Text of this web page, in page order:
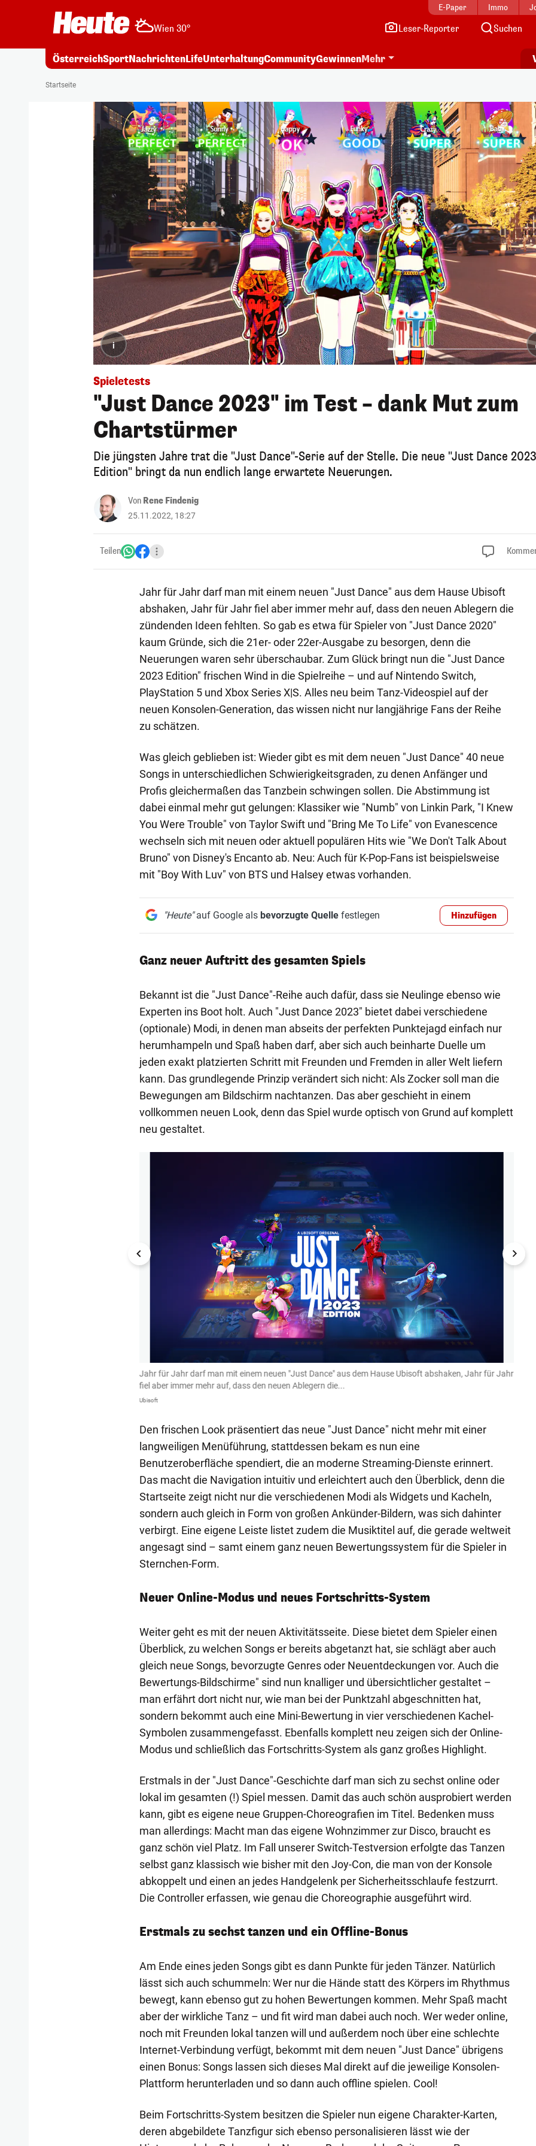
E-Paper Immo
Wien 30° Leser-Reporter Suchen
ÖsterreichSportNachrichtenLifeUnterhaltungCommunityGewinnenMehr
Startseite
i
Spieletests
"Just Dance 2023" im Test – dank Mut zum
Chartstürmer
Die jüngsten Jahre trat die "Just Dance"-Serie auf der Stelle. Die neue "Just Dance 2023
Edition" bringt da nun endlich lange erwartete Neuerungen.
Von Rene Findenig
25.11.2022, 18:27
Teilen
Jahr für Jahr darf man mit einem neuen "Just Dance" aus dem Hause Ubisoft
abshaken, Jahr für Jahr fiel aber immer mehr auf, dass den neuen Ablegern die
zündenden Ideen fehlten. So gab es etwa für Spieler von "Just Dance 2020"
kaum Gründe, sich die 21er- oder 22er-Ausgabe zu besorgen, denn die
Neuerungen waren sehr überschaubar. Zum Glück bringt nun die "Just Dance
2023 Edition" frischen Wind in die Spielreihe – und auf Nintendo Switch,
PlayStation 5 und Xbox Series X|S. Alles neu beim Tanz-Videospiel auf der
neuen Konsolen-Generation, das wissen nicht nur langjährige Fans der Reihe
zu schätzen.
Was gleich geblieben ist: Wieder gibt es mit dem neuen "Just Dance" 40 neue
Songs in unterschiedlichen Schwierigkeitsgraden, zu denen Anfänger und
Profis gleichermaßen das Tanzbein schwingen sollen. Die Abstimmung ist
dabei einmal mehr gut gelungen: Klassiker wie "Numb" von Linkin Park, "I Knew
You Were Trouble" von Taylor Swift und "Bring Me To Life" von Evanescence
wechseln sich mit neuen oder aktuell populären Hits wie "We Don't Talk About
Bruno" von Disney's Encanto ab. Neu: Auch für K-Pop-Fans ist beispielsweise
mit "Boy With Luv" von BTS und Halsey etwas vorhanden.
"Heute"auf Google als bevorzugte Quellefestlegen Hinzufügen
Ganz neuer Auftritt des gesamten Spiels
Bekannt ist die "Just Dance"-Reihe auch dafür, dass sie Neulinge ebenso wie
Experten ins Boot holt. Auch "Just Dance 2023" bietet dabei verschiedene
(optionale) Modi, in denen man abseits der perfekten Punktejagd einfach nur
herumhampeln und Spaß haben darf, aber sich auch beinharte Duelle um
jeden exakt platzierten Schritt mit Freunden und Fremden in aller Welt liefern
kann. Das grundlegende Prinzip verändert sich nicht: Als Zocker soll man die
Bewegungen am Bildschirm nachtanzen. Das aber geschieht in einem
vollkommen neuen Look, denn das Spiel wurde optisch von Grund auf komplett
neu gestaltet.
1/10
Jahr für Jahr darf man mit einem neuen "Just Dance" aus dem Hause Ubisoft abshaken, Jahr für Jahr
fiel aber immer mehr auf, dass den neuen Ablegern die...
Ubisoft
Den frischen Look präsentiert das neue "Just Dance" nicht mehr mit einer
langweiligen Menüführung, stattdessen bekam es nun eine
Benutzeroberfläche spendiert, die an moderne Streaming-Dienste erinnert.
Das macht die Navigation intuitiv und erleichtert auch den Überblick, denn die
Startseite zeigt nicht nur die verschiedenen Modi als Widgets und Kacheln,
sondern auch gleich in Form von großen Ankünder-Bildern, was sich dahinter
verbirgt. Eine eigene Leiste listet zudem die Musiktitel auf, die gerade weltweit
angesagt sind – samt einem ganz neuen Bewertungssystem für die Spieler in
Sternchen-Form.
Neuer Online-Modus und neues Fortschritts-System
Weiter geht es mit der neuen Aktivitätsseite. Diese bietet dem Spieler einen
Überblick, zu welchen Songs er bereits abgetanzt hat, sie schlägt aber auch
gleich neue Songs, bevorzugte Genres oder Neuentdeckungen vor. Auch die
Bewertungs-Bildschirme" sind nun knalliger und übersichtlicher gestaltet –
man erfährt dort nicht nur, wie man bei der Punktzahl abgeschnitten hat,
sondern bekommt auch eine Mini-Bewertung in vier verschiedenen Kachel-
Symbolen zusammengefasst. Ebenfalls komplett neu zeigen sich der Online-
Modus und schließlich das Fortschritts-System als ganz großes Highlight.
Erstmals in der "Just Dance"-Geschichte darf man sich zu sechst online oder
lokal im gesamten (!) Spiel messen. Damit das auch schön ausprobiert werden
kann, gibt es eigene neue Gruppen-Choreografien im Titel. Bedenken muss
man allerdings: Macht man das eigene Wohnzimmer zur Disco, braucht es
ganz schön viel Platz. Im Fall unserer Switch-Testversion erfolgte das Tanzen
selbst ganz klassisch wie bisher mit den Joy-Con, die man von der Konsole
abkoppelt und einen an jedes Handgelenk per Sicherheitsschlaufe festzurrt.
Die Controller erfassen, wie genau die Choreographie ausgeführt wird.
Erstmals zu sechst tanzen und ein Offline-Bonus
Am Ende eines jeden Songs gibt es dann Punkte für jeden Tänzer. Natürlich
lässt sich auch schummeln: Wer nur die Hände statt des Körpers im Rhythmus
bewegt, kann ebenso gut zu hohen Bewertungen kommen. Mehr Spaß macht
aber der wirkliche Tanz – und fit wird man dabei auch noch. Wer weder online,
noch mit Freunden lokal tanzen will und außerdem noch über eine schlechte
Internet-Verbindung verfügt, bekommt mit dem neuen "Just Dance" übrigens
einen Bonus: Songs lassen sich dieses Mal direkt auf die jeweilige Konsolen-
Plattform herunterladen und so dann auch offline spielen. Cool!
Beim Fortschritts-System besitzen die Spieler nun eigene Charakter-Karten,
deren abgebildete Tanzfigur sich ebenso personalisieren lässt wie der